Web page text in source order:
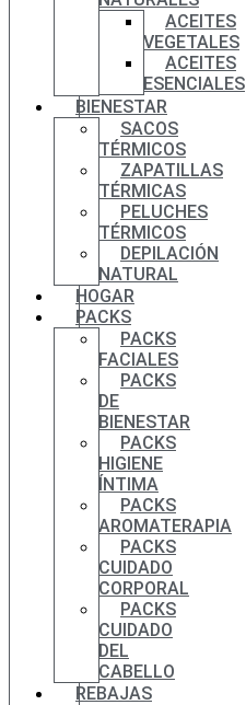
ACEITES
VEGETALES
ACEITES
ESENCIALES
BIENESTAR
SACOS
TÉRMICOS
ZAPATILLAS
TÉRMICAS
PELUCHES
TÉRMICOS
DEPILACIÓN
NATURAL
HOGAR
PACKS
PACKS
FACIALES
PACKS
DE
BIENESTAR
PACKS
HIGIENE
ÍNTIMA
PACKS
AROMATERAPIA
PACKS
CUIDADO
CORPORAL
PACKS
CUIDADO
DEL
CABELLO
REBAJAS